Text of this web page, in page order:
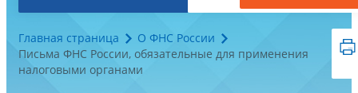
Главная страница
О ФНС России
Письма ФНС России, обязательные для применения
налоговыми органами